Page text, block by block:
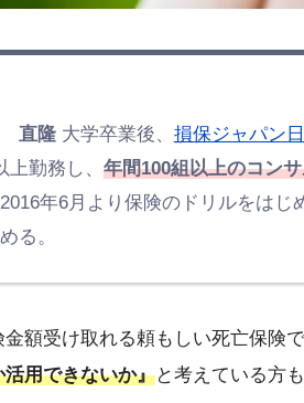
直隆大学卒業後、 損保ジャパン
上勤務し、 年間100組以上のコン
年6月より保険のドリルをはじ
る。
額受け取れる頼もしい死亡保険
用できないか』と考えている方